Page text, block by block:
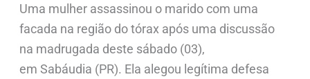
Uma mulher assassinou o marido com uma
facada na região do tórax após uma discussão
na madrugada deste sábado (03),
em Sabáudia (PR). Ela alegou legítima defesa